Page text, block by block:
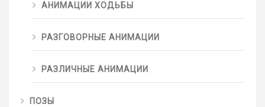
АНИМАЦИИ ХОДЬБЫ
РАЗГОВОРНЫЕ АНИМАЦИИ
РАЗЛИЧНЫЕ АНИМАЦИИ
ПОЗЫ